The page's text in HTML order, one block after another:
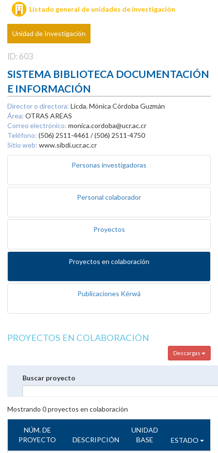
Listado general de unidades de investigación
Unidad de Investigación
ID: 603
SISTEMA BIBLIOTECA DOCUMENTACIÓN
E INFORMACIÓN
Director o directora: Licda. Mónica Córdoba Guzmán
Área: OTRAS AREAS
Correo electrónico: monica.cordoba@ucr.ac.cr
Teléfono: (506) 2511-4461 / (506) 2511-4750
Sitio web: www.sibdi.ucr.ac.cr
Personas investigadoras
Personal colaborador
Proyectos
Proyectos en colaboración
Publicaciones Kérwá
PROYECTOS EN COLABORACIÓN
Descargas
Buscar proyecto
Mostrando 0proyectos en colaboración
NÚM. DE
PROYECTO
DESCRIPCIÓN
UNIDAD
BASE
ESTADO